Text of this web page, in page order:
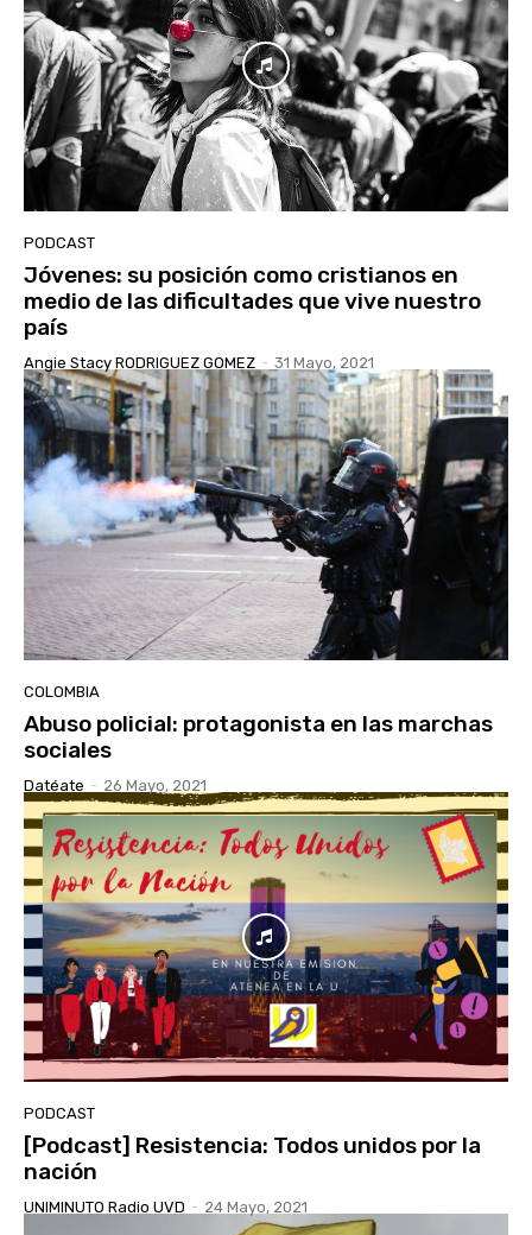
PODCAST
Jóvenes: su posición como cristianos en
medio de las dificultades que vive nuestro
país
Angie Stacy RODRIGUEZ GOMEZ - 31 Mayo, 2021
COLOMBIA
Abuso policial: protagonista en las marchas
sociales
Datéate - 26 Mayo, 2021
PODCAST
[Podcast] Resistencia: Todos unidos por la
nación
UNIMINUTO Radio UVD - 24 Mayo, 2021